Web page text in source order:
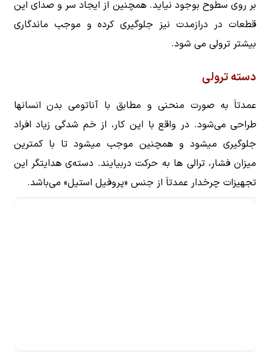
بر روی سطوح بوجود نیاید. همچنین از ایجاد سر و صدای این
قطعات در درازمدت نیز جلوگیری کرده و موجب ماندگاری
بیشتر ترولی می شود.
دسته ترولی
عمدتاَ به صورت منحنی و مطابق با آناتومی بدن انسانها
طراحی می‌شود. در واقع با این کار، از خم شدگی زیاد افراد
جلوگیری میشود و همچنین موجب میشود تا با کمترین
میزان فشار، ترالی ها به حرکت دربیایند. دسته‌ی هدایتگر این
تجهیزات چرخدار عمدتاَ از جنس «پروفیل استیل» می‌باشد.